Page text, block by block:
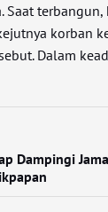
korban
Dalam
Dampingi